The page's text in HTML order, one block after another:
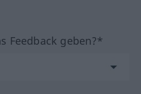
Feedback geben?*